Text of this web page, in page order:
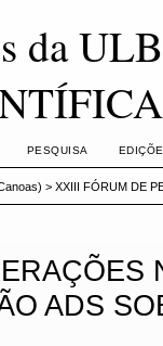
da
PESQUISA
> XXIII FÓRUM DE
ADS